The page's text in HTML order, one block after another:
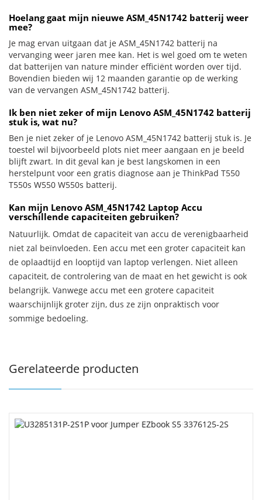
Hoelang gaat mijn nieuwe ASM_45N1742 batterij weer
mee?
Je mag ervan uitgaan dat je ASM_45N1742 batterij na
vervanging weer jaren mee kan. Het is wel goed om te weten
dat batterijen van nature minder efficiënt worden over tijd.
Bovendien bieden wij 12 maanden garantie op de werking
van de vervangen ASM_45N1742 batterij.
Ik ben niet zeker of mijn Lenovo ASM_45N1742 batterij
stuk is, wat nu?
Ben je niet zeker of je Lenovo ASM_45N1742 batterij stuk is. Je
toestel wil bijvoorbeeld plots niet meer aangaan en je beeld
blijft zwart. In dit geval kan je best langskomen in een
herstelpunt voor een gratis diagnose aan je ThinkPad T550
T550s W550 W550s batterij.
Kan mijn Lenovo ASM_45N1742 Laptop Accu
verschillende capaciteiten gebruiken?
Natuurlijk. Omdat de capaciteit van accu de verenigbaarheid
niet zal beïnvloeden. Een accu met een groter capaciteit kan
de oplaadtijd en looptijd van laptop verlengen. Niet alleen
capaciteit, de controlering van de maat en het gewicht is ook
belangrijk. Vanwege accu met een grotere capaciteit
waarschijnlijk groter zijn, dus ze zijn onpraktisch voor
sommige bedoeling.
Gerelateerde producten